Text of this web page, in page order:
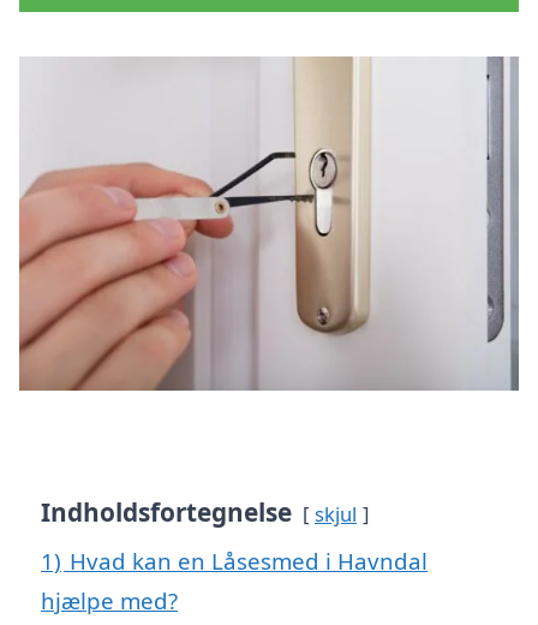
Indholdsfortegnelse skjul
1) Hvad kan en Låsesmed i Havndal
hjælpe med?